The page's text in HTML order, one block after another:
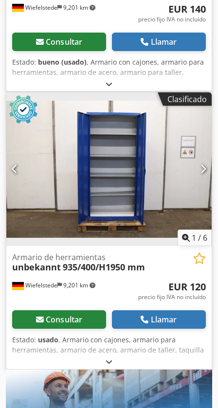
Wiefelstede 9,201 km EUR 140
precio fijo IVA no incluído
Consultar Llamar
Estado: bueno (usado), Armario con cajones, armario para
herramientas, armario de acero, armario para taller,
taquilla de acero -Armario para herramientas: Armario de
acero, 2 puertas, diseño robusto -Ancho: 950 mm -
Profundidad: 420 mm -Altura: 1950 mm -Estantes: 9
unidades, pero solo 2 con soportes Chsdpfx Alozrfh Ue Toa
-Puerta: con cerradura, sin llave -Peso: 67 kg
Clasificado
1 / 6
Wiefelstede 9,201 km
Armario de herramientas
unbekannt935/400/H1950 mm
EUR 120
precio fijo IVA no incluído
Consultar Llamar
Estado: usado, Armario con cajones, armario para
herramientas, armario de acero, armario de taller, taquilla
de acero. -Armario para herramientas: Armario de acero
con 4 estantes. -Ancho: 935 mm -Profundidad: 400 mm -
Altura: 1950 mm -Puerta: con cierre, sin cerradura.
Chjdpfxsx D Uq Ne Al Tsa -Peso: 78 kg.